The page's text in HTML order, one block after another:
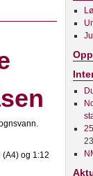
(A4) og 1:12